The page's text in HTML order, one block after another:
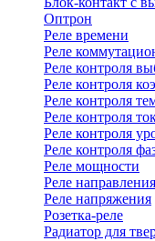
Оптрон
Реле времени
Реле
Реле контроля
Реле контроля
Реле контроля
Реле контроля
Реле контроля
Реле контроля
Реле мощности
Реле
Реле напряжения
Розетка-реле
Радиатор для